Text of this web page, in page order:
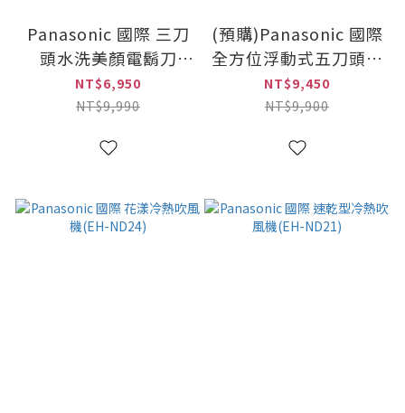
Panasonic 國際 三刀
頭水洗美顏電鬍刀
(ES-MT22)
NT$6,950
NT$9,990
(預購)Panasonic 國際
全方位浮動式五刀頭超
高速電動刮鬍刀(ES-
LV97)
NT$9,450
NT$9,900